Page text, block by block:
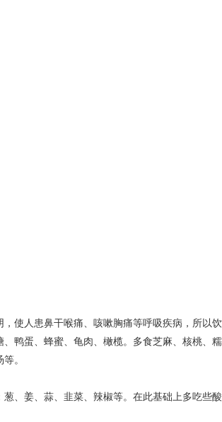
使人患鼻干喉痛、咳嗽胸痛等呼吸疾病，所以饮
鸭蛋、蜂蜜、龟肉、橄榄。多食芝麻、核桃、糯
。
、姜、蒜、韭菜、辣椒等。在此基础上多吃些酸